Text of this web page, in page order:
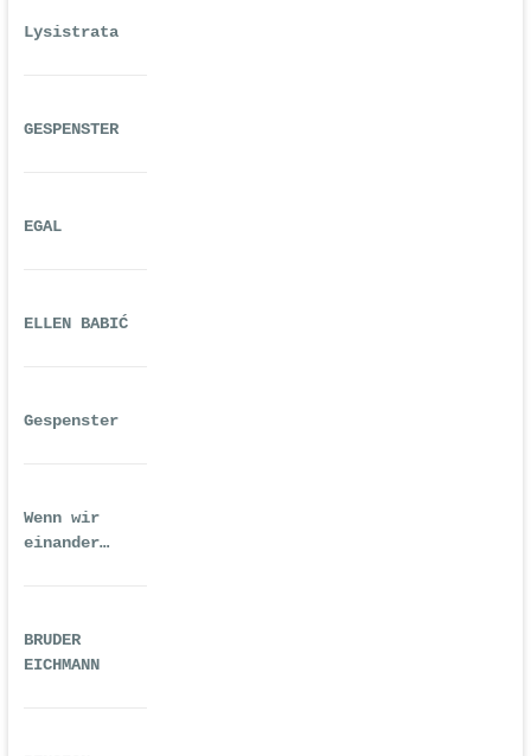
Lysistrata
GESPENSTER
EGAL
ELLEN BABIĆ
Gespenster
Wenn wir
einander
BRUDER
EICHMANN